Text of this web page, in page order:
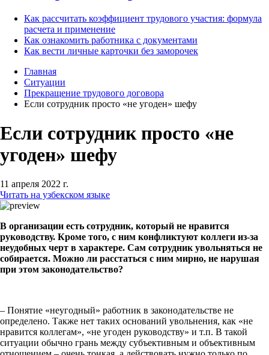
Как рассчитать коэффициент трудового участия: формула
расчета и применение
Как ознакомить работника с документами
Как вести личные карточки без заморочек
Главная
Ситуации
Прекращение трудового договора
Если сотрудник просто «не угоден» шефу
Если сотрудник просто «не
угоден» шефу
11 апреля 2022 г.
Читать на узбекском языке
В организации есть сотрудник, который не нравится
руководству. Кроме того, с ним конфликтуют коллеги из-за
неудобных черт в характере. Сам сотрудник увольняться не
собирается. Можно ли расстаться с ним мирно, не нарушая
при этом законодательство?
– Понятие «неугодный» работник в законодательстве не
определено. Также нет таких оснований увольнения, как «не
нравится коллегам», «не угоден руководству» и т.п. В такой
ситуации обычно грань между субъективным и объективным